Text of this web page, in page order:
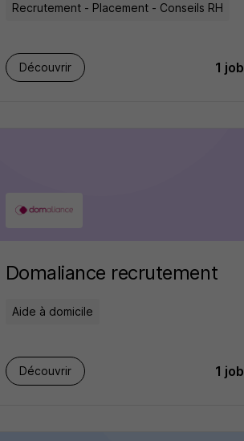
Recrutement - Placement - Conseils RH
Découvrir 1 job
Domaliance recrutement
Aide à domicile
Découvrir 1 job